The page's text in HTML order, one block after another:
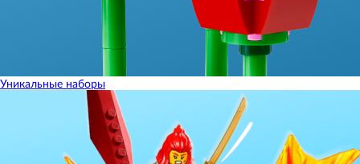
Уникальные наборы